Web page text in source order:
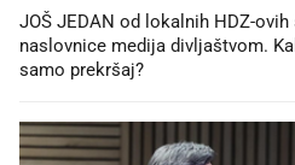
JOŠ JEDAN od lokalnih HDZ-
naslovnice medija divljaštvom.
samo prekršaj?